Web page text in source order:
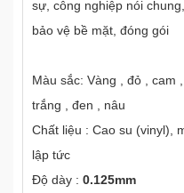
sự, công nghiệp nói
bảo vệ bề mặt, đóng gói
Màu sắc: Vàng , đỏ , cam
trắng , đen , nâu
Chất liệu : Cao su (vinyl),
lập tức
Độ dày : 0.125mm